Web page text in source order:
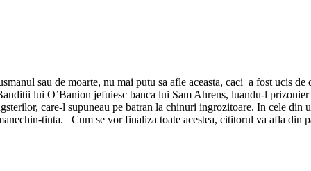
sau de moarte, nu mai putu sa afle aceasta, caci a fost ucis
lui O’Banion jefuiesc banca lui Sam Ahrens, luandu-l
care-l supuneau pe batran la chinuri ingrozitoare. In cele din
tinta. Cum se vor finaliza toate acestea, cititorul va afla din